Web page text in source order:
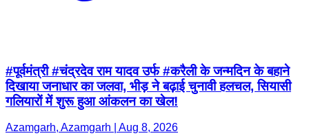
#पूर्वमंत्री #चंद्रदेव राम यादव उर्फ #करैली के जन्मदिन के बहाने
दिखाया जनाधार का जलवा, भीड़ ने बढ़ाई चुनावी हलचल, सियासी
गलियारों में शुरू हुआ आंकलन का खेल!
Azamgarh, Azamgarh | Aug 8, 2026